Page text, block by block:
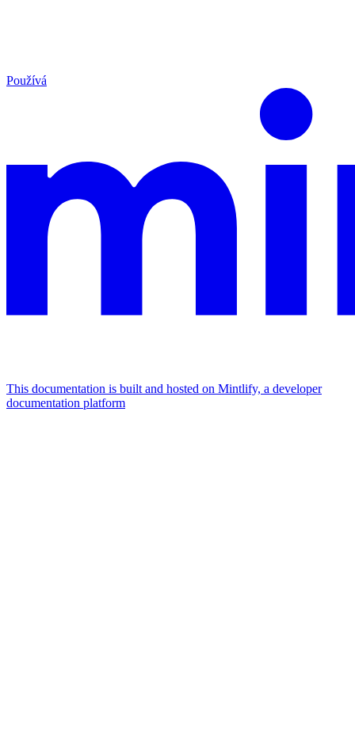
Používá
This documentation is built and hosted on Mintlify, a developer
documentation platform